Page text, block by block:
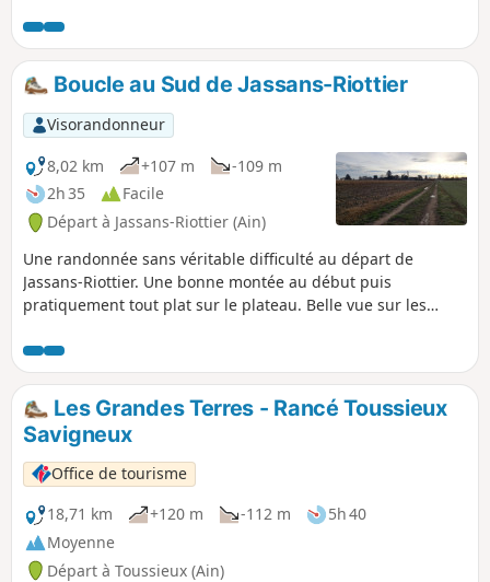
Boucle au Sud de Jassans-Riottier
Visorandonneur
8,02 km
+107 m
-109 m
2h 35
Facile
Départ à Jassans-Riottier (Ain)
Une randonnée sans véritable difficulté au départ de
Jassans-Riottier. Une bonne montée au début puis
pratiquement tout plat sur le plateau. Belle vue sur les
Les Grandes Terres - Rancé Toussieux
Savigneux
Office de tourisme
18,71 km
+120 m -112 m
5h 40
Moyenne
Départ à Toussieux (Ain)